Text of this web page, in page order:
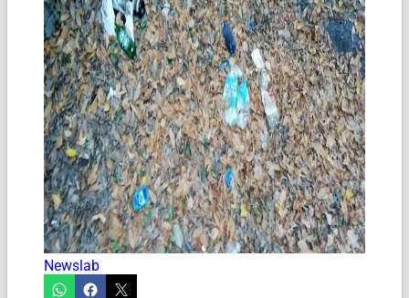
Newslab